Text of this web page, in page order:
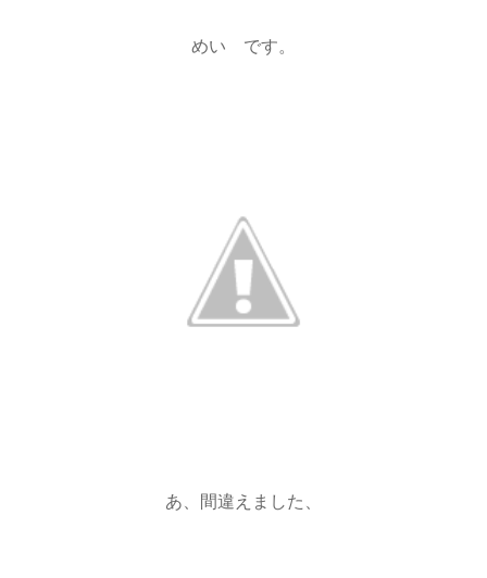
めい です。
あ、間違えました、